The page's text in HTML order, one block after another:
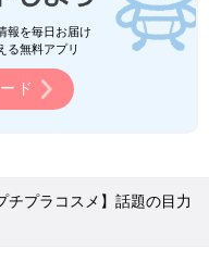
報を毎日お届け
る無料アプリ
ド
チプラコスメ】話題の目力